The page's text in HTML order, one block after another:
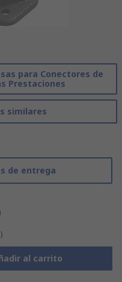
para Conectores de
Prestaciones
similares
de entrega
al carrito